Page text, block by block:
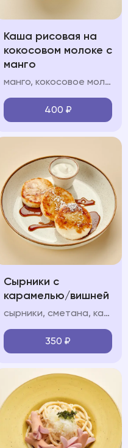
Каша рисовая на
кокосовом молоке с
манго
манго, кокосовое молоко, кокосовые лепестки
400 ₽
Сырники с
карамелью/вишней
сырники, сметана, карамель/вишневый конфитюр (на выбор), сахарная пудра
350 ₽